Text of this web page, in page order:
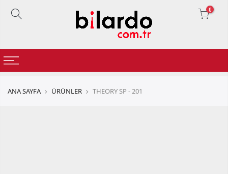
0
ANA SAYFA ÜRÜNLER THEORY SP - 201